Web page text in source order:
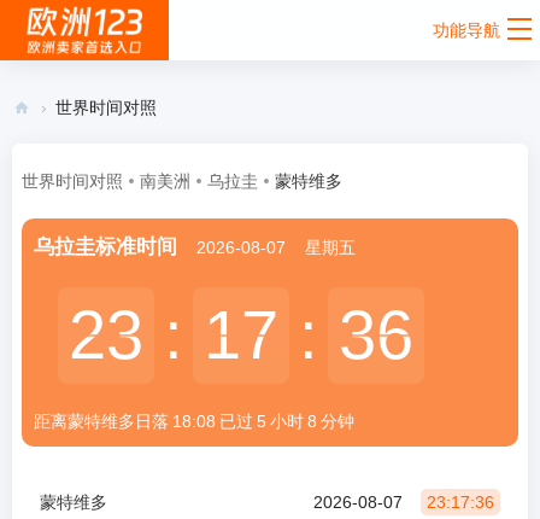
功能导航
洲
› 世界时间对照
世界时间对照 南美洲 乌拉圭 蒙特维多
乌拉圭标准时间 2026-08-07 星期五
23
23 : 17
17 : 36
36
距离蒙特维多日落 18:08 已过 5 小时8 分钟
蒙特维多 2026-08-07 23:17:36